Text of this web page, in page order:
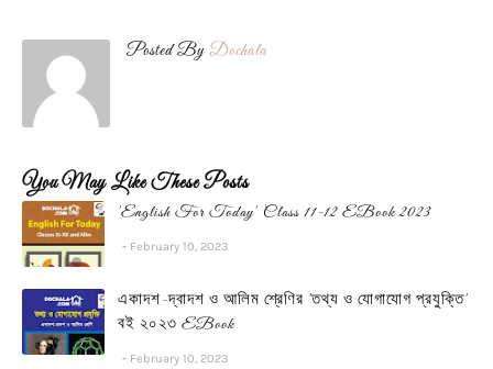
Posted By Dochala
You May Like These Posts
'English For Today' Class 11-12 EBook 2023
February 10, 2023
একাদশ-দ্বাদশ ও আলিম শ্রেণির 'তথ্য ও যোগাযোগ প্রযুক্তি'
বই ২০২৩ EBook
February 10, 2023